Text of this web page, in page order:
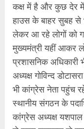
कक्ष में है और कुछ देर
हाउस के बाहर सुबह से
लेकर आ रहे लोगों को
मुख्यमंत्री यहीं आकर
प्रशासनिक
अध्यक्ष गोविन्द
भी कांग्रेस नेता पहुंच
स्थानीय संगठन के
कांग्रेस अध्यक्ष